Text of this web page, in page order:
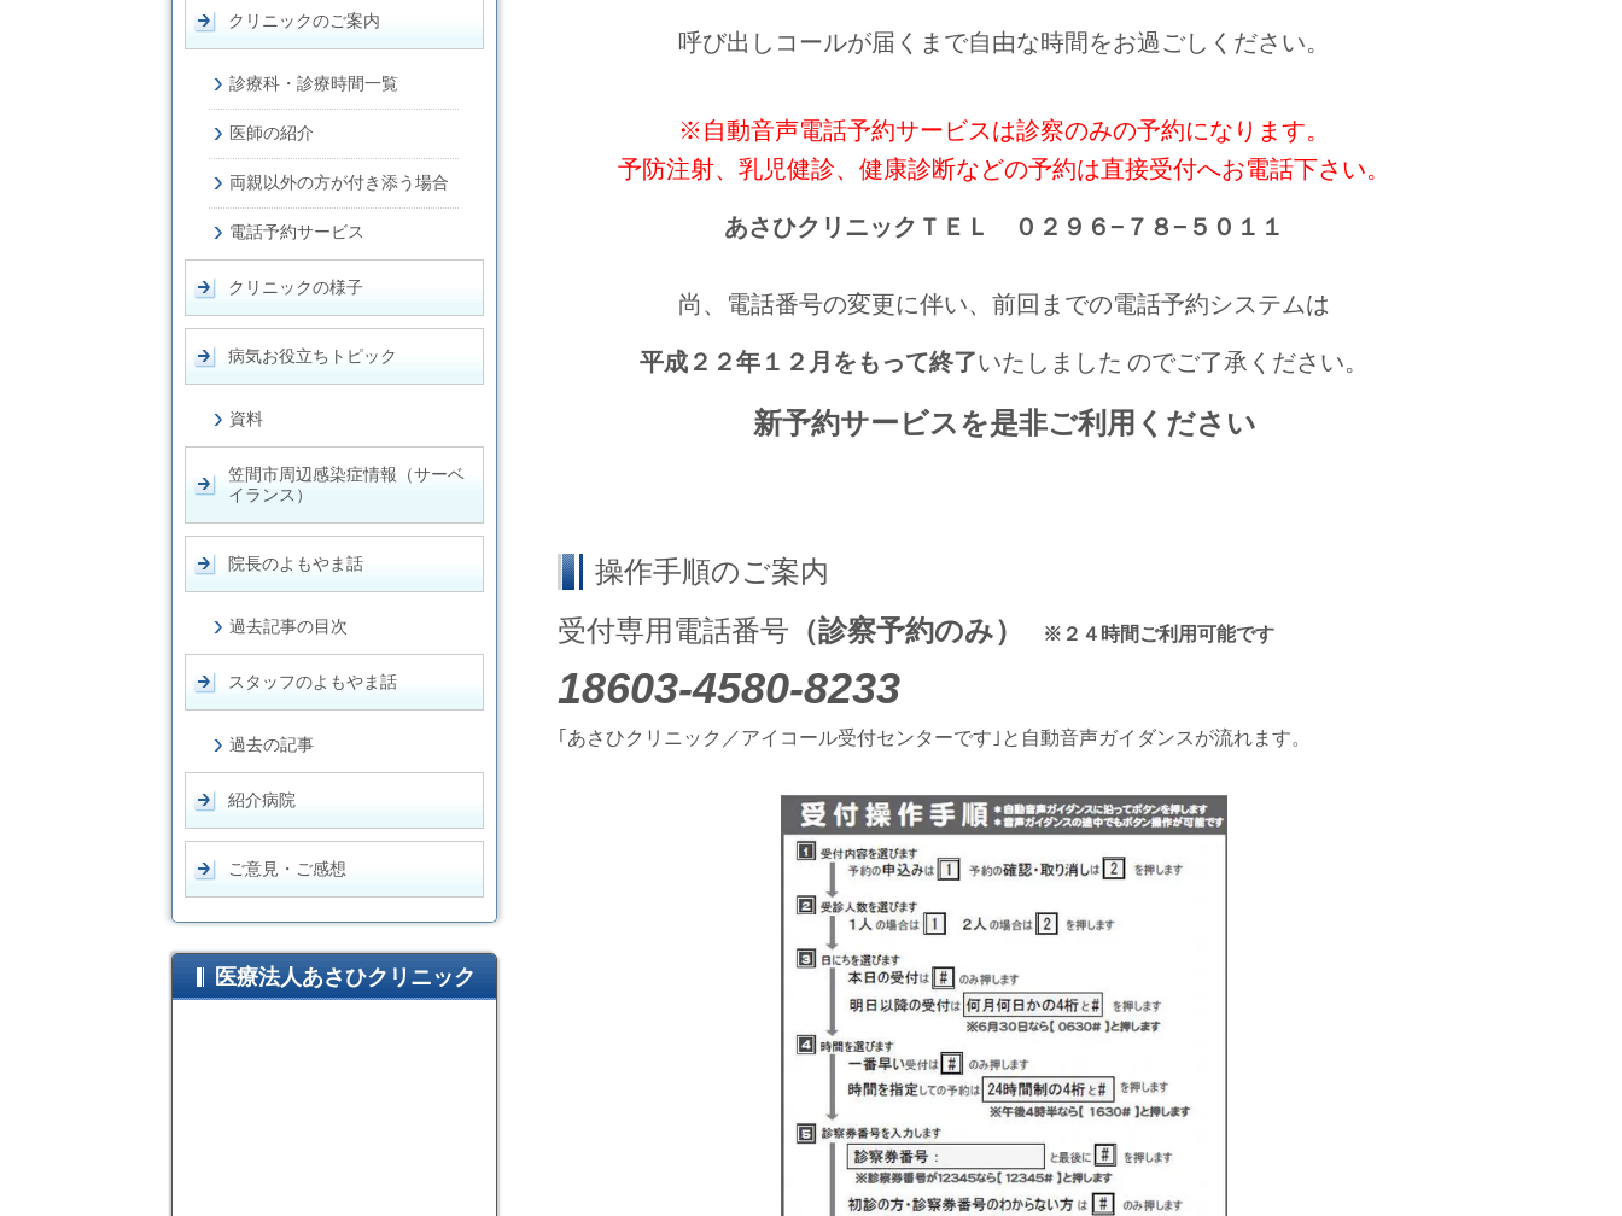
呼び出しコールが届くまで自由な時間をお過ごしください。
※自動音声電話予約サービスは診察のみの予約になります。
予防注射、乳児健診、健康診断などの予約は直接受付へお電話下さい。
あさひクリニックＴＥＬ ０２９６−７８−５０１１
尚、電話番号の変更に伴い、前回までの電話予約システムは
平成２２年１２月をもって終了いたしました のでご了承ください。
新予約サービスを是非ご利用ください
操作手順のご案内
受付専用電話番号 （診察予約のみ） ※２４時間ご利用可能です
18603-4580-8233
｢あさひクリニック／アイコール受付センターです｣と自動音声ガイダンスが流れます。
クリニックのご案内
診療科・診療時間一覧
医師の紹介
両親以外の方が付き添う場合
電話予約サービス
クリニックの様子
病気お役立ちトピック
資料
笠間市周辺感染症情報（サーベ
イランス）
院長のよもやま話
過去記事の目次
スタッフのよもやま話
過去の記事
紹介病院
ご意見・ご感想
医療法人あさひクリニック